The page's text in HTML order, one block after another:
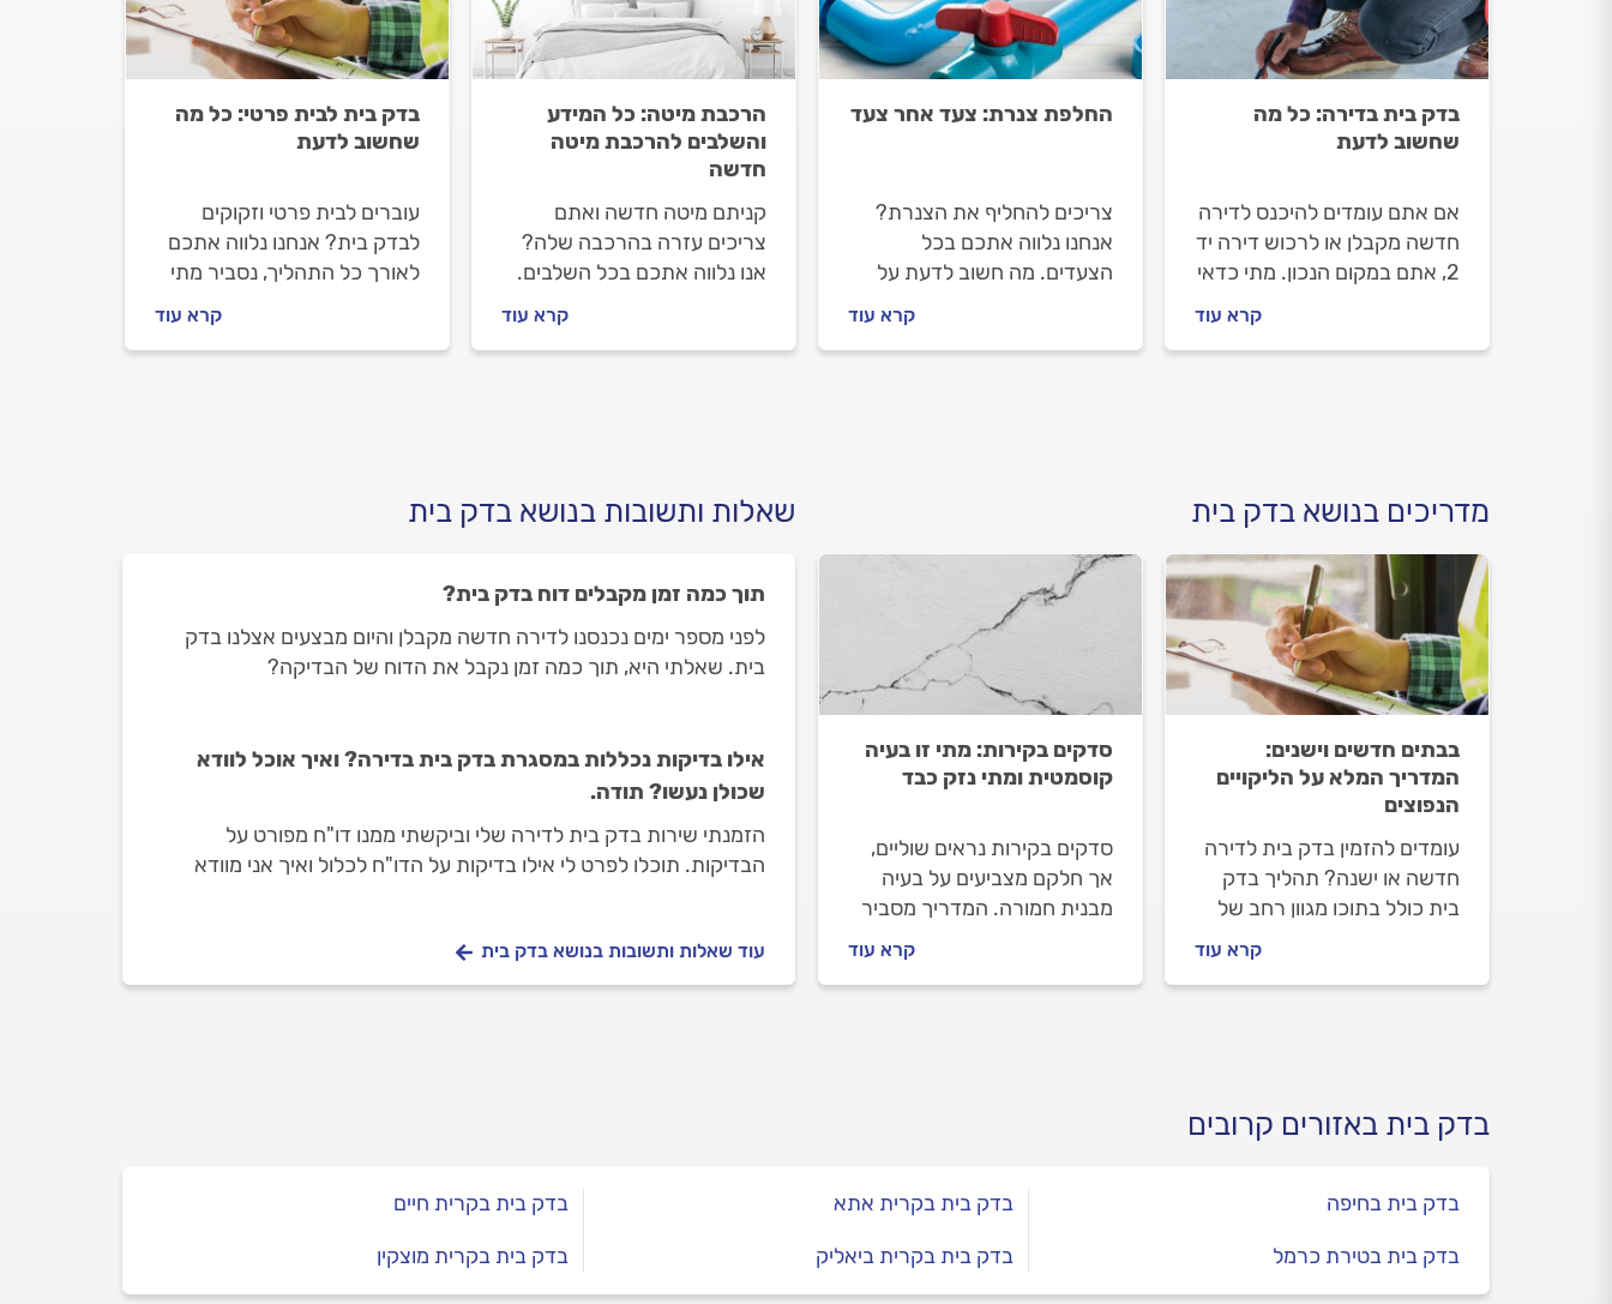
בדק בית בדירה: כל מה
שחשוב לדעת
אם אתם עומדים להיכנס לדירה
חדשה מקבלן או לרכוש דירה יד
2, אתם במקום הנכון. מתי כדאי
הזו יכולה לעזור לכם וכמה היא
עולה? כל התשובות לפניכם.
קרא עוד
החלפת צנרת: צעד אחר צעד
צריכים להחליף את הצנרת?
אנחנו נלווה אתכם בכל
הצעדים. מה חשוב לדעת על
מתנהלים מול האינסטלטור
וכמה עולה החלפת צנרת? כל
קרא עוד
הרכבת מיטה: כל המידע
והשלבים להרכבת מיטה
חדשה
קניתם מיטה חדשה ואתם
צריכים עזרה בהרכבה שלה?
אנו נלווה אתכם בכל השלבים.
שמזמינים הנדימן, מה חשוב
לבדוק מולו וכמה עולה הרכבה
קרא עוד
בדק בית לבית פרטי: כל מה
שחשוב לדעת
עוברים לבית פרטי וזקוקים
לבדק בית? אנחנו נלווה אתכם
לאורך כל התהליך, נסביר מתי
מתנהלים מול המהנדס וכמה זה
יעלה לכם.
קרא עוד
מדריכים בנושא בדק בית
בבתים חדשים וישנים:
המדריך המלא על הליקויים
הנפוצים
עומדים להזמין בדק בית לדירה
חדשה או ישנה? תהליך בדק
בית כולל בתוכו מגוון רחב של
הליקויים הכי חשובים שכדאי
לבדוק במסגרת השירות.
קרא עוד
סדקים בקירות: מתי זו בעיה
קוסמטית ומתי נזק כבד
סדקים בקירות נראים שוליים,
אך חלקם מצביעים על בעיה
מבנית חמורה. המדריך מסביר
מתי מדובר בכשל שלד, אילו
טעויות נפוצות גורמות לנזק
קרא עוד
שאלות ותשובות בנושא בדק בית
תוך כמה זמן מקבלים דוח בדק בית?
לפני מספר ימים נכנסנו לדירה חדשה מקבלן והיום מבצעים אצלנו בדק
בית. שאלתי היא, תוך כמה זמן נקבל את הדוח של הבדיקה?
אילו בדיקות נכללות במסגרת בדק בית בדירה? ואיך אוכל לוודא
שכולן נעשו? תודה.
הזמנתי שירות בדק בית לדירה שלי וביקשתי ממנו דו"ח מפורט על
הבדיקות. תוכלו לפרט לי אילו בדיקות על הדו"ח לכלול ואיך אני מוודא
עוד שאלות ותשובות בנושא בדק בית
בדק בית באזורים קרובים
בדק בית בחיפה
בדק בית בטירת כרמל
בדק בית בקרית אתא
בדק בית בקרית ביאליק
בדק בית בקרית חיים
בדק בית בקרית מוצקין